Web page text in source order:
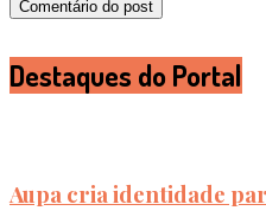
Destaques do Portal
Aupa cria identidade